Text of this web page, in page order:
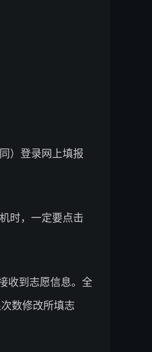
）登录网上填报
时，一定要点击
收到志愿信息。全
数修改所填志